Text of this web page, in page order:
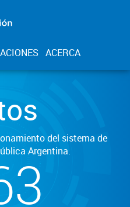
ACERCA
del sistema de
Argentina.